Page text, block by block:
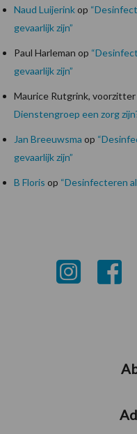
Naud Luijerinkop
gevaarlijk zijn”
Paul Harleman op
gevaarlijk zijn”
Maurice Rutgrink, voorzitter
Dienstengroep een zorg
Jan Breeuwsma op
gevaarlijk zijn”
B Floris op “Desinfecteren